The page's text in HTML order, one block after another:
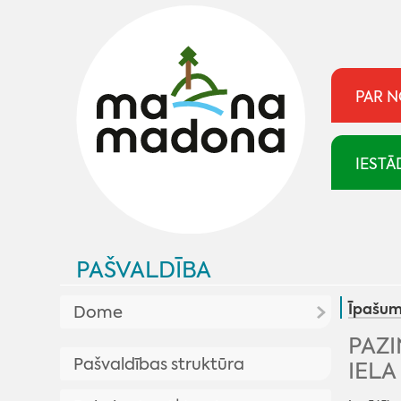
PAR
PAŠVALDĪBA
Dome
Aktualitātes pašvaldībā
Pašvaldības struktūra